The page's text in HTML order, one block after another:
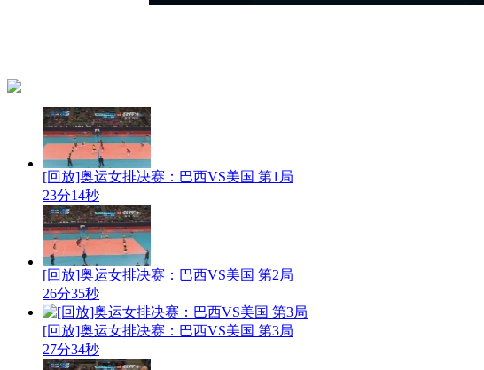
[回放]奥运女排决赛：巴西VS美国 第1局
23分14秒
[回放]奥运女排决赛：巴西VS美国 第2局
26分35秒
[回放]奥运女排决赛：巴西VS美国 第3局
27分34秒